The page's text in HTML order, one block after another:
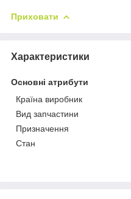
Приховати
Характеристики
Основні атрибути
Країна виробник
Вид запчастини
Призначення
Стан